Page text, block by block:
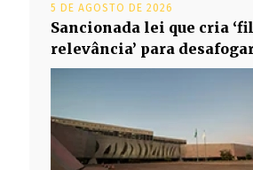
5 DE AGOSTO DE 2026
Sancionada lei que cria
relevância’ para